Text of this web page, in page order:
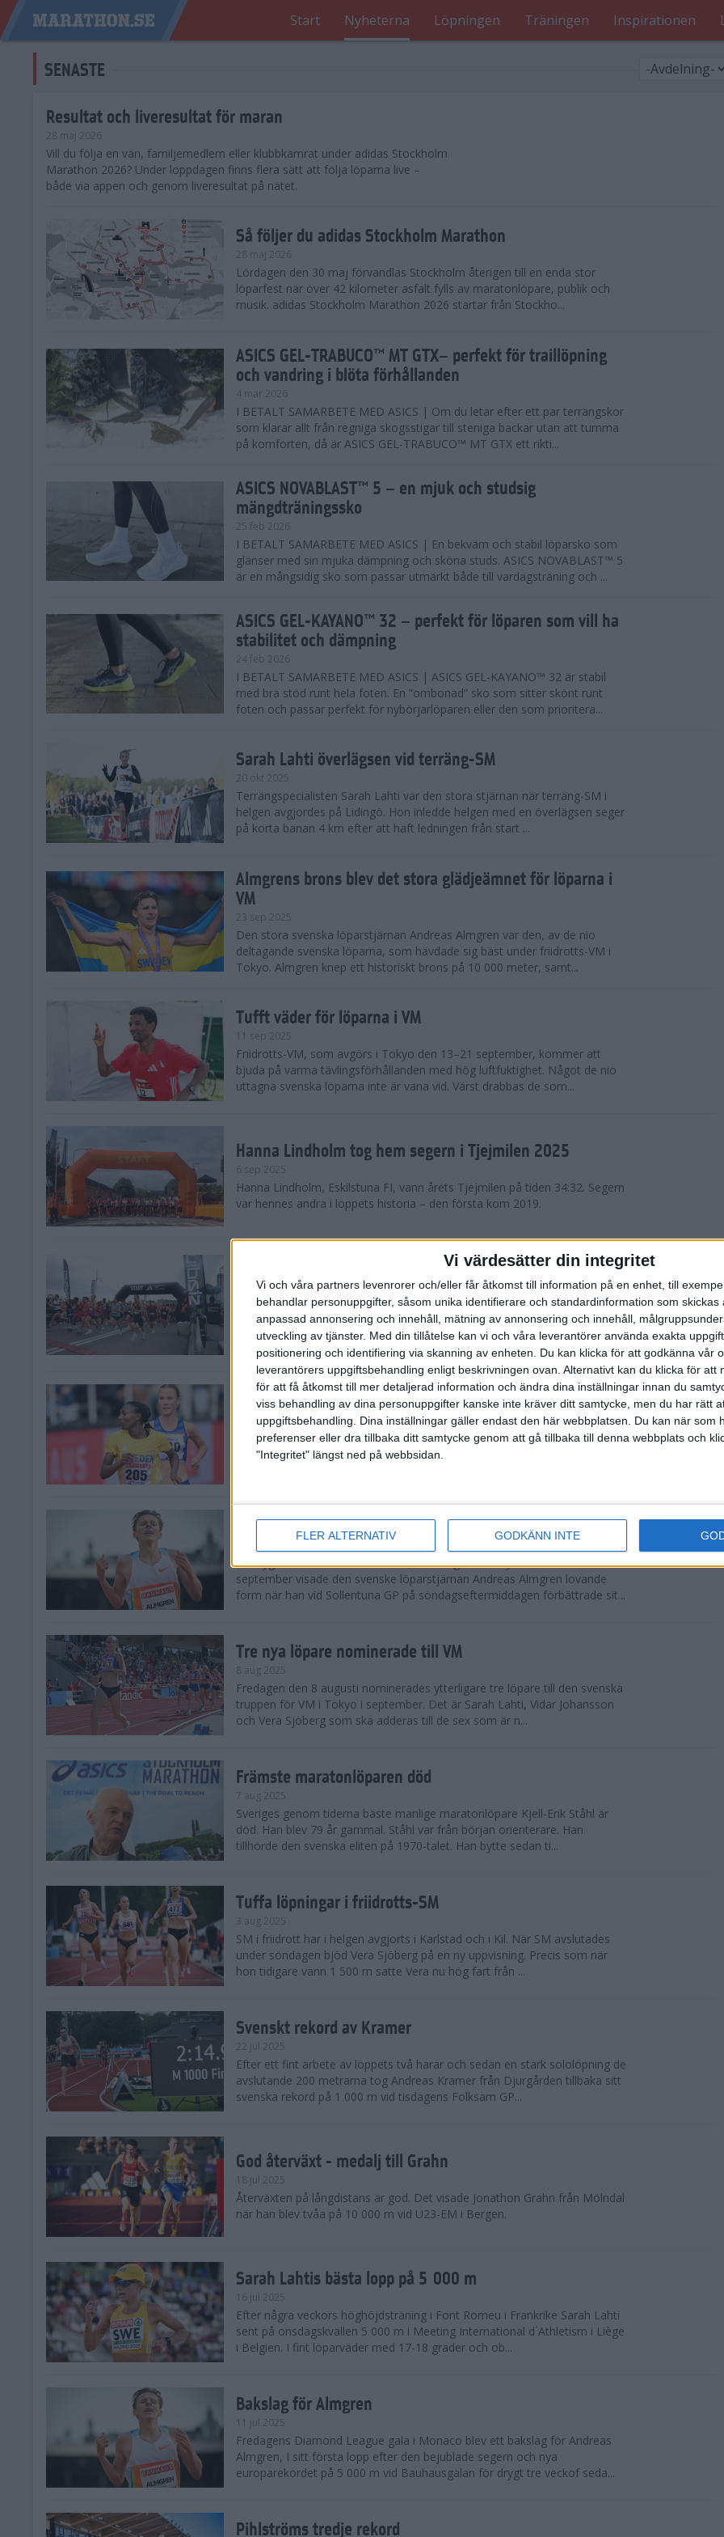
Vi värdesätter din integritet
Vi och våra partners levenrorer och/eller får åtkomst till information på en enhet, till
behandlar personuppgifter, såsom unika identifierare och standardinformation som skickas
anpassad annonsering och innehåll, mätning av annonsering och innehåll,
utveckling av tjänster. Med din tillåtelse kan vi och våra leverantörer använda exakta
positionering och identifiering via skanning av enheten. Du kan klicka för att godkänna vår
leverantörers uppgiftsbehandling enligt beskrivningen ovan. Alternativt kan du klicka för att
för att få åtkomst till mer detaljerad information och ändra dina inställningar innan du
viss behandling av dina personuppgifter kanske inte kräver ditt samtycke, men du har rätt
uppgiftsbehandling. Dina inställningar gäller endast den här webbplatsen. Du kan när som
preferenser eller dra tillbaka ditt samtycke genom att gå tillbaka till denna webbplats och
"Integritet" längst ned på webbsidan.
FLER ALTERNATIV GODKÄNN INTE
Start Nyheterna Löpningen Träningen Inspirationen
SENASTE
Resultat och liveresultat för maran
28 maj 2026
​Vill du följa en vän, familjemedlem eller klubbkamrat under adidas Stockholm
Marathon 2026? Under loppdagen finns flera sätt att följa löparna live –
både via appen och genom liveresultat på nätet.
Så följer du adidas Stockholm Marathon
28 maj 2026
Lördagen den 30 maj förvandlas Stockholm återigen till en enda stor
löparfest när över 42 kilometer asfalt fylls av maratonlöpare, publik och
musik. adidas Stockholm Marathon 2026 startar från Stockho...
ASICS GEL-TRABUCO™ MT GTX– perfekt för traillöpning
och vandring i blöta förhållanden
4 mar 2026
I BETALT SAMARBETE MED ASICS | Om du letar efter ett par terrängskor
som klarar allt från regniga skogsstigar till steniga backar utan att tumma
på komforten, då är ASICS GEL-TRABUCO™ MT GTX ett rikti...
ASICS NOVABLAST™ 5 – en mjuk och studsig
mängdträningssko
25 feb 2026
I BETALT SAMARBETE MED ASICS | En bekväm och stabil löparsko som
glänser med sin mjuka dämpning och sköna studs. ASICS NOVABLAST™ 5
är en mångsidig sko som passar utmärkt både till vardagsträning och ...
ASICS GEL-KAYANO™ 32 – perfekt för löparen som vill ha
stabilitet och dämpning
24 feb 2026
I BETALT SAMARBETE MED ASICS | ASICS GEL-KAYANO™ 32 är stabil
med bra stöd runt hela foten. En ”ombonad” sko som sitter skönt runt
foten och passar perfekt för nybörjarlöparen eller den som prioritera...
Sarah Lahti överlägsen vid terräng-SM
20 okt 2025
Terrängspecialisten Sarah Lahti var den stora stjärnan när terräng-SM i
helgen avgjordes på Lidingö. Hon inledde helgen med en överlägsen seger
på korta banan 4 km efter att haft ledningen från start ...
Almgrens brons blev det stora glädjeämnet för löparna i
VM
23 sep 2025
Den stora svenska löparstjärnan Andreas Almgren var den, av de nio
deltagande svenska löparna, som hävdade sig bäst under friidrotts-VM i
Tokyo. Almgren knep ett historiskt brons på 10 000 meter, samt...
Tufft väder för löparna i VM
11 sep 2025
Friidrotts-VM, som avgörs i Tokyo den 13–21 september, kommer att
bjuda på varma tävlingsförhållanden med hög luftfuktighet. Något de nio
uttagna svenska löparna inte är vana vid. Värst drabbas de som...
Hanna Lindholm tog hem segern i Tjejmilen 2025
6 sep 2025
Hanna Lindholm, Eskilstuna FI, vann årets Tjejmilen på tiden 34:32. Segern
var hennes andra i loppets historia – den första kom 2019.
Snabbaste segertiden på 12 år i rekordstort adidas
Stockholm Halvmaraton
30 aug 2025
Ett slutsålt och rekordstort adidas Stockholm Halvmaraton avgjordes i
nästintill perfekt löparväder. 18 grader, mulet och väldigt lite vind. Totalt
var 19,866 löpare anmälda, varav 15,807 kom till sta...
Löparna viktiga när Sverige vann Finnkampen
26 aug 2025
Den hundrade upplagan av Finnkampen, världens äldsta och största
landskamp i friidrott, avgjordes inför fullsatta läktare på Stockholms
Svenskt rekord när Almgren testade VM-formen
En dryg månad före friidrotts-VM, som avgörs i Tokyo den 13-21
september visade den svenske löparstjärnan Andreas Almgren lovande
form när han vid Sollentuna GP på söndagseftermiddagen förbättrade sit...
Tre nya löpare nominerade till VM
8 aug 2025
Fredagen den 8 augusti nominerades ytterligare tre löpare till den svenska
truppen för VM i Tokyo i september. Det är Sarah Lahti, Vidar Johansson
och Vera Sjöberg som ska adderas till de sex som är n...
Främste maratonlöparen död
7 aug 2025
Sveriges genom tiderna bäste manlige maratonlöpare Kjell-Erik Ståhl är
död. Han blev 79 år gammal. Ståhl var från början orienterare. Han
tillhörde den svenska eliten på 1970-talet. Han bytte sedan ti...
Tuffa löpningar i friidrotts-SM
3 aug 2025
SM i friidrott har i helgen avgjorts i Karlstad och i Kil. När SM avslutades
under söndagen bjöd Vera Sjöberg på en ny uppvisning. Precis som när
hon tidigare vann 1 500 m satte Vera nu hög fart från ...
Svenskt rekord av Kramer
22 jul 2025
Efter ett fint arbete av loppets två harar och sedan en stark sololöpning de
avslutande 200 metrarna tog Andreas Kramer från Djurgården tillbaka sitt
svenska rekord på 1 000 m vid tisdagens Folksam GP...
God återväxt - medalj till Grahn
18 jul 2025
Återväxten på långdistans är god. Det visade Jonathon Grahn från Mölndal
när han blev tvåa på 10 000 m vid U23-EM i Bergen.
Sarah Lahtis bästa lopp på 5 000 m
16 jul 2025
Efter några veckors höghöjdsträning i Font Romeu i Frankrike Sarah Lahti
sent på onsdagskvällen 5 000 m i Meeting International d´Athletism i Liège
i Belgien. I fint löparväder med 17-18 grader och ob...
Bakslag för Almgren
11 jul 2025
Fredagens Diamond League gala i Monaco blev ett bakslag för Andreas
Almgren, I sitt första lopp efter den bejublade segern och nya
europarekordet på 5 000 m vid Bauhausgalan för drygt tre veckof seda...
Pihlströms tredje rekord